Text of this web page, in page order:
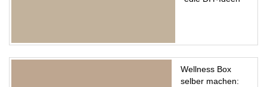
Wellness Box
selber machen: